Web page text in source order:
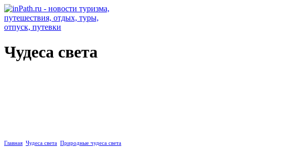
Чудеса света
Главная Чудеса света Природные чудеса света